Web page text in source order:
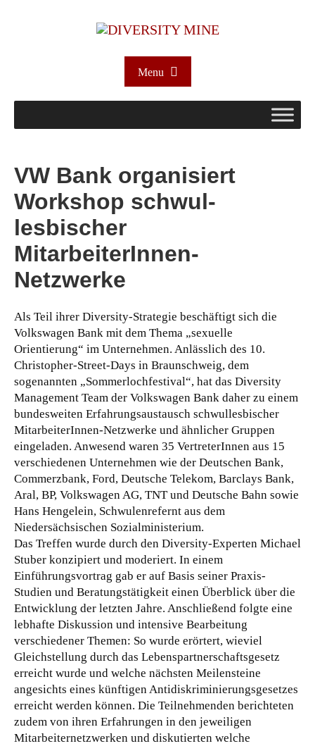
Menu
VW Bank organisiert
Workshop schwul-
lesbischer
MitarbeiterInnen-
Netzwerke
Als Teil ihrer Diversity-Strategie beschäftigt sich die
Volkswagen Bank mit dem Thema „sexuelle
Orientierung“ im Unternehmen. Anlässlich des 10.
Christopher-Street-Days in Braunschweig, dem
sogenannten „Sommerlochfestival“, hat das Diversity
Management Team der Volkswagen Bank daher zu einem
bundesweiten Erfahrungsaustausch schwullesbischer
MitarbeiterInnen-Netzwerke und ähnlicher Gruppen
eingeladen. Anwesend waren 35 VertreterInnen aus 15
verschiedenen Unternehmen wie der Deutschen Bank,
Commerzbank, Ford, Deutsche Telekom, Barclays Bank,
Aral, BP, Volkswagen AG, TNT und Deutsche Bahn sowie
Hans Hengelein, Schwulenrefernt aus dem
Niedersächsischen Sozialministerium.
Das Treffen wurde durch den Diversity-Experten Michael
Stuber konzipiert und moderiert. In einem
Einführungsvortrag gab er auf Basis seiner Praxis-
Studien und Beratungstätigkeit einen Überblick über die
Entwicklung der letzten Jahre. Anschließend folgte eine
lebhafte Diskussion und intensive Bearbeitung
verschiedener Themen: So wurde erörtert, wieviel
Gleichstellung durch das Lebenspartnerschaftsgesetz
erreicht wurde und welche nächsten Meilensteine
angesichts eines künftigen Antidiskriminierungsgesetzes
erreicht werden können. Die Teilnehmenden berichteten
zudem von ihren Erfahrungen in den jeweiligen
Mitarbeiternetzwerken und diskutierten welche